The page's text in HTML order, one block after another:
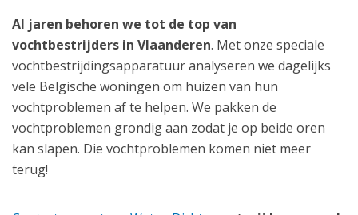
Al jaren behoren we tot de top van
vochtbestrijders in Vlaanderen. Met onze speciale
vochtbestrijdingsapparatuur analyseren we dagelijks
vele Belgische woningen om huizen van hun
vochtproblemen af te helpen. We pakken de
vochtproblemen grondig aan zodat je op beide oren
kan slapen. Die vochtproblemen komen niet meer
terug!